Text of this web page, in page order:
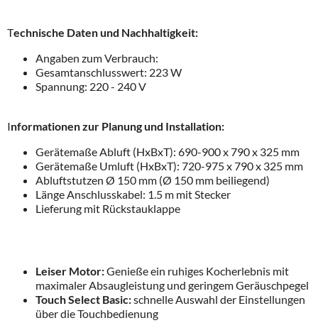
Technische Daten und Nachhaltigkeit:
Angaben zum Verbrauch:
Gesamtanschlusswert: 223 W
Spannung: 220 - 240 V
Informationen zur Planung und Installation:
Gerätemaße Abluft (HxBxT): 690-900 x 790 x 325 mm
Gerätemaße Umluft (HxBxT): 720-975 x 790 x 325 mm
Abluftstutzen Ø 150 mm (Ø 150 mm beiliegend)
Länge Anschlusskabel: 1.5 m mit Stecker
Lieferung mit Rückstauklappe
Leiser Motor:Genieße ein ruhiges Kocherlebnis mit
maximaler Absaugleistung und geringem Geräuschpegel
Touch Select Basic:schnelle Auswahl der Einstellungen
über die Touchbedienung